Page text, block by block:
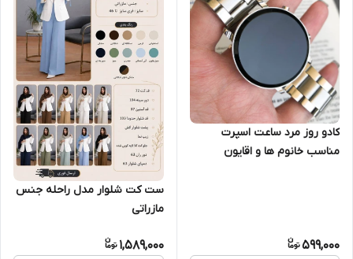
کادو روز مرد ساعت اسپرت
مناسب خانوم ها و اقایون
599,000
ست کت شلوار مدل راحله جنس
مازراتی
1,589,000